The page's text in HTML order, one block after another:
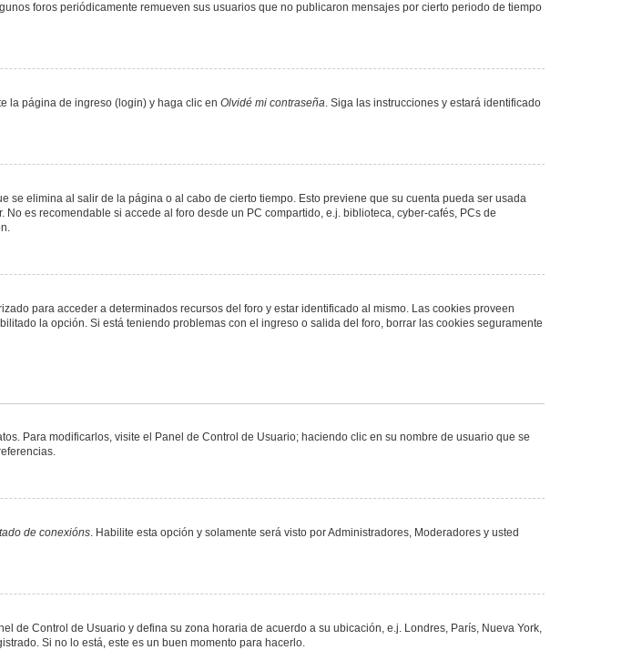
foros periódicamente remueven sus usuarios que no publicaron mensajes por cierto periodo de tiempo
la página de ingreso (login) y haga clic en Olvidé mi contraseña. Siga las instrucciones y estará identificado
elimina al salir de la página o al cabo de cierto tiempo. Esto previene que su cuenta pueda ser usada
es recomendable si accede al foro desde un PC compartido, e.j. biblioteca, cyber-cafés, PCs de
para acceder a determinados recursos del foro y estar identificado al mismo. Las cookies proveen
la opción. Si está teniendo problemas con el ingreso o salida del foro, borrar las cookies seguramente
Para modificarlos, visite el Panel de Control de Usuario; haciendo clic en su nombre de usuario que se
de conexións. Habilite esta opción y solamente será visto por Administradores, Moderadores y usted
de Control de Usuario y defina su zona horaria de acuerdo a su ubicación, e.j. Londres, París, Nueva York,
Si no lo está, este es un buen momento para hacerlo.